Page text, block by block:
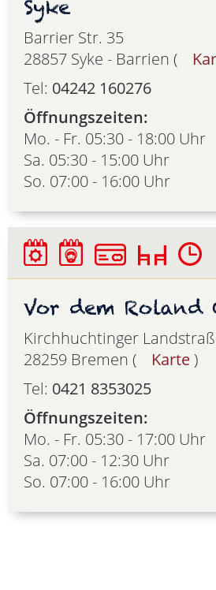
Syke
Barrier Str. 35
28857 Syke - Barrien (
Tel: 04242 160276
Öffnungszeiten:
Mo. - Fr. 05:30 - 18:00 Uhr
Sa. 05:30 - 15:00 Uhr
So. 07:00 - 16:00 Uhr
Vor dem Roland
Kirchhuchtinger
28259 Bremen (
Karte )
Tel: 0421 8353025
Öffnungszeiten:
Mo. - Fr. 05:30 - 17:00 Uhr
Sa. 07:00 - 12:30 Uhr
So. 07:00 - 16:00 Uhr